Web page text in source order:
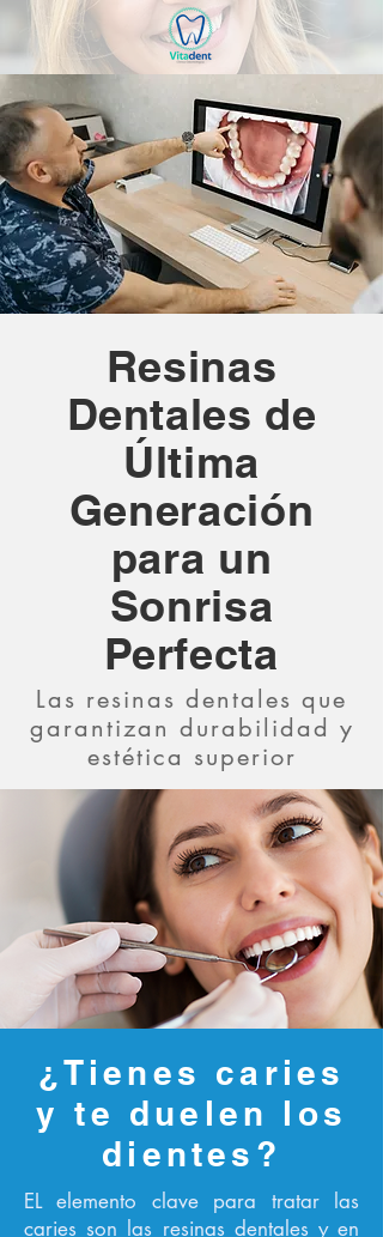
Resinas
Dentales de
Última
Generación
para un
Sonrisa
Perfecta
Las resinas dentales que
garantizan durabilidad y
estética superior
¿Tienes caries
y te duelen los
dientes?
EL elemento clave para tratar las
caries son las resinas dentales y en